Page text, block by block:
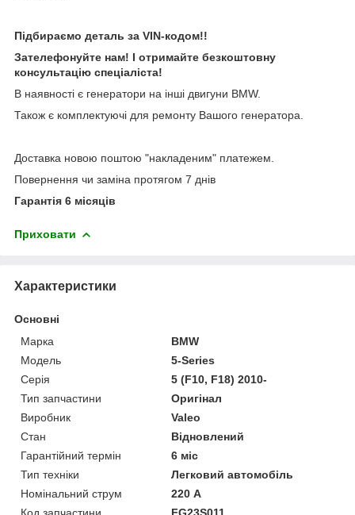
Підбираємо деталь за VIN-кодом!!
Зателефонуйте нам! І отримайте безкоштовну
консультацію спеціаліста!
В наявності є генератори на інші двигуни BMW.
Також є комплектуючі для ремонту Вашого генератора.
Доставка новою поштою "накладеним" платежем.
Повернення чи заміна протягом 7 днів
Гарантія 6 місяців
Приховати
Характеристики
Основні
Марка
BMW
Модель
5-Series
Серія
5 (F10, F18) 2010-
Тип запчастини
Оригінал
Виробник
Valeo
Стан
Відновлений
Гарантійний термін
6 міс
Тип техніки
Легковий автомобіль
Номінальний струм
220 А
Код запчастини
FG23S011